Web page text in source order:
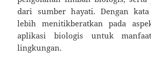
dari sumber hayati. Dengan
lebih menitikberatkan pada
aplikasi biologis untuk
lingkungan.